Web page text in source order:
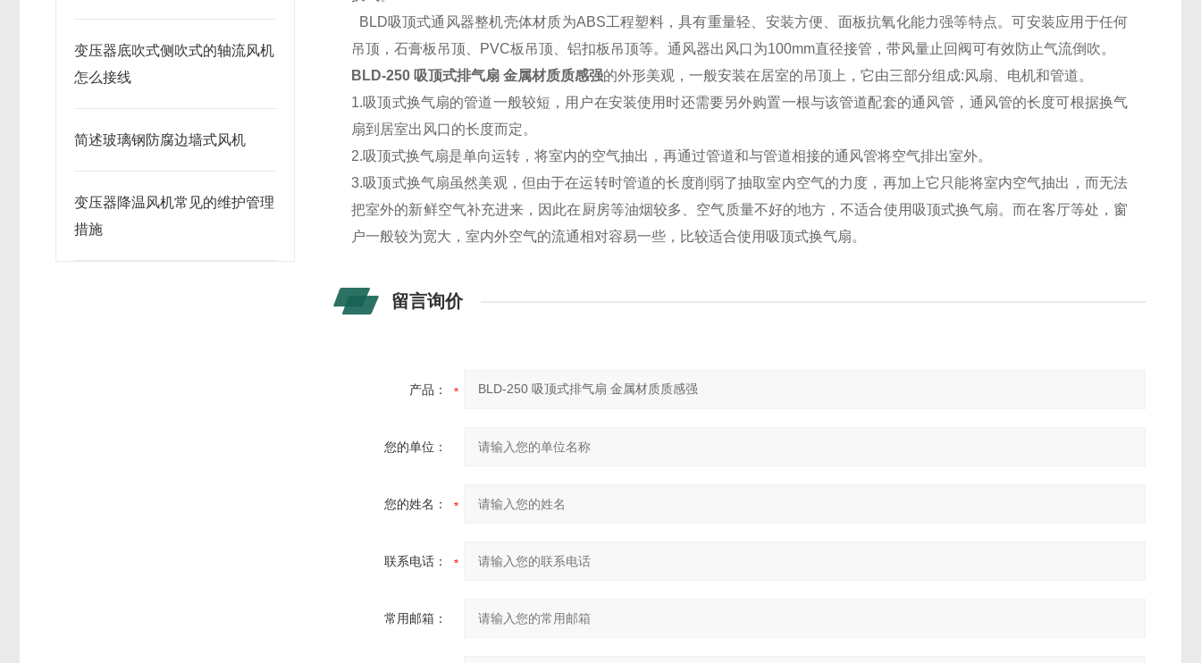
变压器底吹式侧吹式的轴流风机
怎么接线
简述玻璃钢防腐边墙式风机
变压器降温风机常见的维护管理
措施
BLD吸顶式通风器整机壳体材质为ABS工程塑料，具有重量轻、安装方便、面板抗氧化能力强等特点。可安装应用于任何
吊顶，石膏板吊顶、PVC板吊顶、铝扣板吊顶等。通风器出风口为100mm直径接管，带风量止回阀可有效防止气流倒吹。
BLD-250 吸顶式排气扇 金属材质质感强的外形美观，一般安装在居室的吊顶上，它由三部分组成:风扇、电机和管道。
1.吸顶式换气扇的管道一般较短，用户在安装使用时还需要另外购置一根与该管道配套的通风管，通风管的长度可根据换气
扇到居室出风口的长度而定。
2.吸顶式换气扇是单向运转，将室内的空气抽出，再通过管道和与管道相接的通风管将空气排出室外。
3.吸顶式换气扇虽然美观，但由于在运转时管道的长度削弱了抽取室内空气的力度，再加上它只能将室内空气抽出，而无法
把室外的新鲜空气补充进来，因此在厨房等油烟较多、空气质量不好的地方，不适合使用吸顶式换气扇。而在客厅等处，窗
户一般较为宽大，室内外空气的流通相对容易一些，比较适合使用吸顶式换气扇。
留言询价
产品：
您的单位：
您的姓名：
联系电话：
常用邮箱：